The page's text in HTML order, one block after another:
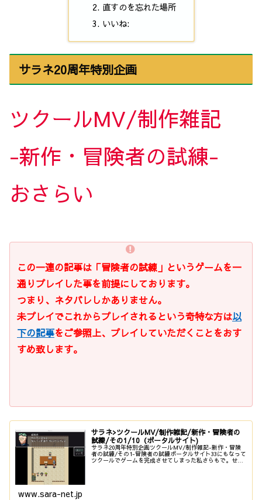
直すのを忘れた場所
いいね:
サラネ20周年特別企画
ツクールMV/制作雑記
-新作・冒険者の試練-
おさらい
この一連の記事は「冒険者の試練」というゲームを一
通りプレイした事を前提にしております。
つまり、ネタバレしかありません。
未プレイでこれからプレイされるという奇特な方は以
下の記事をご参照上、プレイしていただくことをおす
すめ致します。
サラネ>ツクールMV/制作雑記/新作・冒険者の
試練/その1/10（ポータルサイト)
サラネ20周年特別企画ツクールMV/制作雑記-新作・冒険
者の試練/その1-冒険者の試練ポータルサイト33にもなって
ツクールでゲームを完成させてしまった私さらもで。せっ
www.sara-net.jp